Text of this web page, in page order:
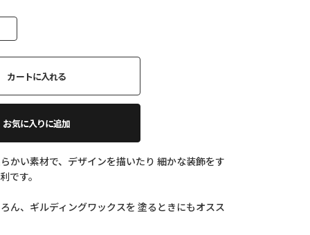
カートに入れる
お気に入りに追加
かい素材で、デザインを描いたり 細かな装飾をす
です。
ん、ギルディングワックスを 塗るときにもオスス